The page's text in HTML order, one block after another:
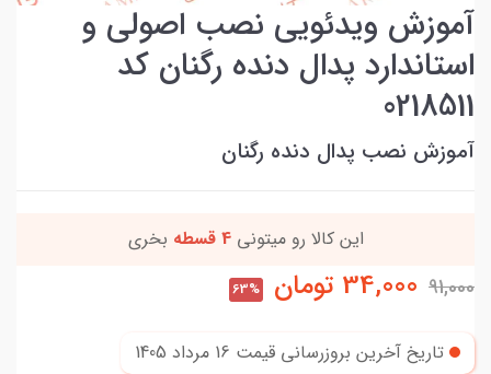
آموزش ویدئویی نصب اصولی و
استاندارد پدال دنده رگنان کد
0218511
آموزش نصب پدال دنده رگنان
این کالا رو میتونی4 قسطه بخری
91,000
34,000 تومان 63%
تاریخ آخرین بروزرسانی قیمت 16 مرداد 1405